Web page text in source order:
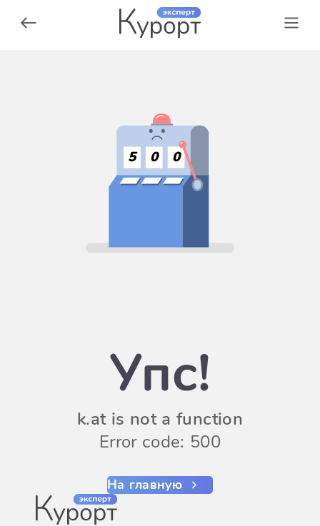
5 0 0
Упс!
k.at is not a function
Error code: 500
На главную